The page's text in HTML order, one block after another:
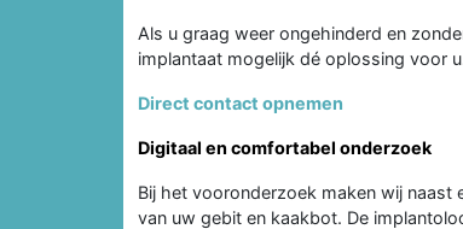
Als u graag weer ongehinderd en
implantaat mogelijk dé oplossing voor
Direct contact opnemen
Digitaal en comfortabel onderzoek
Bij het vooronderzoek maken wij naast
van uw gebit en kaakbot. De